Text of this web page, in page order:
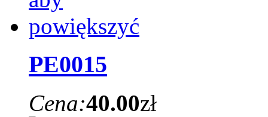
PE0015
Cena:40.00zł